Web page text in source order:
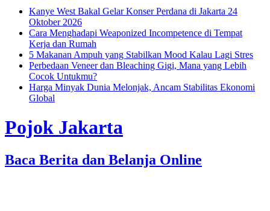
Kanye West Bakal Gelar Konser Perdana di Jakarta 24
Oktober 2026
Cara Menghadapi Weaponized Incompetence di Tempat
Kerja dan Rumah
5 Makanan Ampuh yang Stabilkan Mood Kalau Lagi Stres
Perbedaan Veneer dan Bleaching Gigi, Mana yang Lebih
Cocok Untukmu?
Harga Minyak Dunia Melonjak, Ancam Stabilitas Ekonomi
Global
Pojok Jakarta
Baca Berita dan Belanja Online